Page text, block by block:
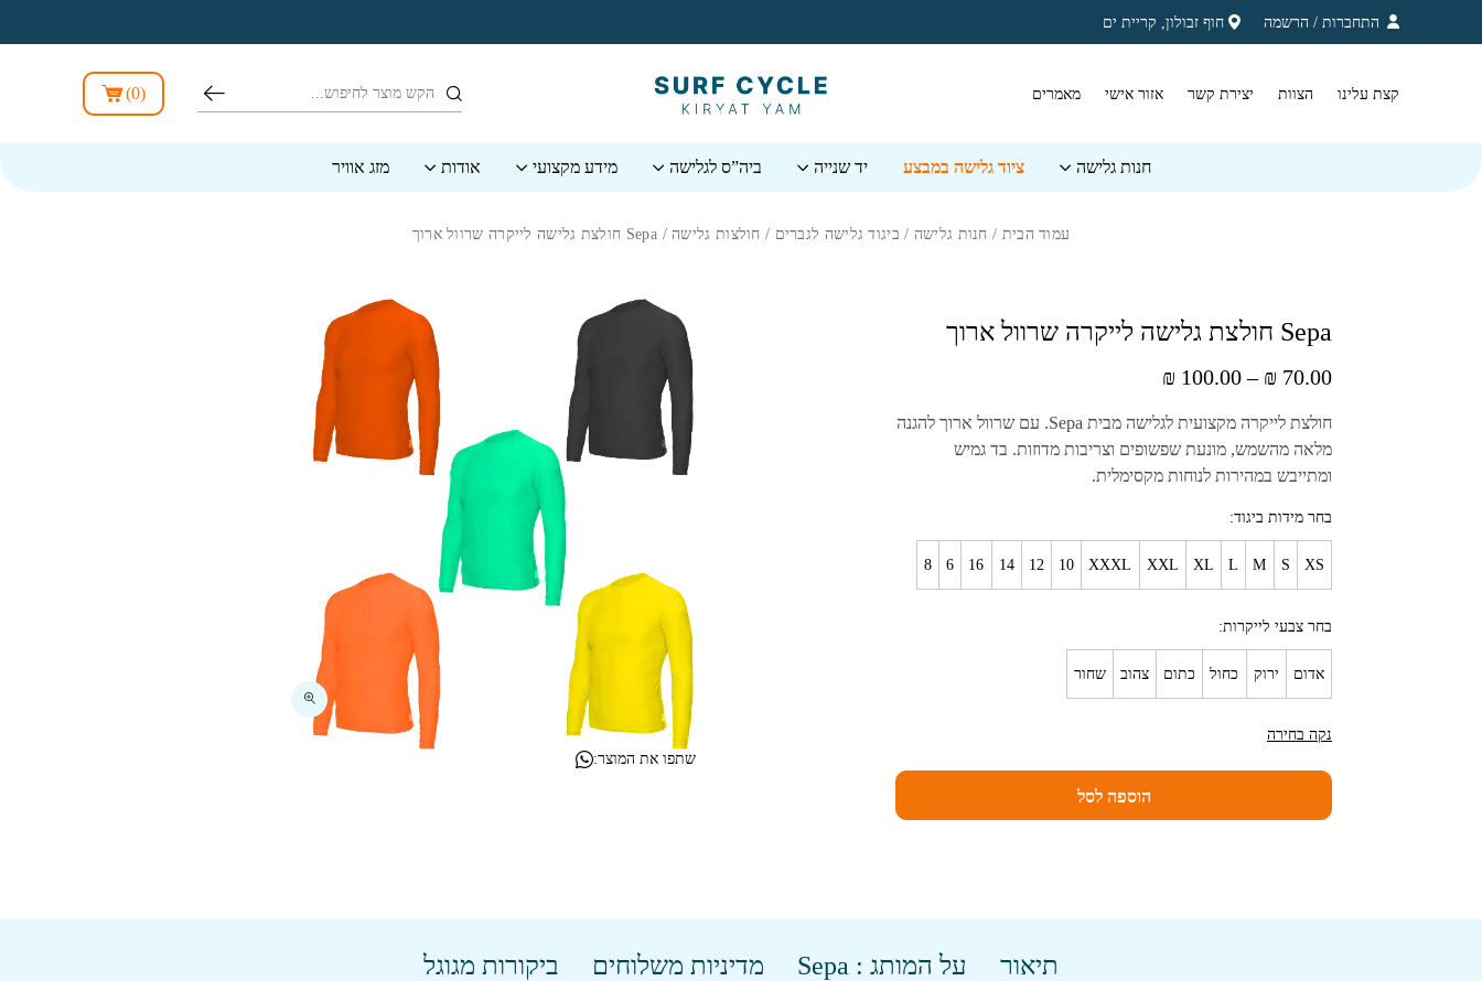
Skip to Content
התחברות / הרשמה חוף זבולון, קריית ים
חיפוש (
0
) קצת עלינו הצוות יצירת קשר אזור אישי מאמרים
חנות גלישה ציוד גלישה במבצע יד שנייה ביה”ס לגלישה מידע מקצועי אודות מזג אוויר
עמוד הבית / חנות גלישה / ביגוד גלישה לגברים / חולצות גלישה/ ⁦Sepa⁩ חולצת גלישה לייקרה שרוול ארוך
₪ 70.00
–
₪ 100.00
עד
חולצת לייקרה מקצועית לגלישה מבית Sepa. עם שרוול ארוך להגנה
מלאה מהשמש, מונעת שפשופים וצריבות מדוזות. בד גמיש
ומתייבש במהירות לנוחות מקסימלית.
בחר מידות ביגוד
XS
S
M
L
XL
XXL
XXXL
10
12
14
16
6
8
בחר צבעי לייקרות
אדום ירוק כחול כתום צהוב שחור
נקה בחירה
הוספה לסל
שתפו את המוצר:
תיאור על המותג : Sepa מדיניות משלוחים ביקורות מגוגל